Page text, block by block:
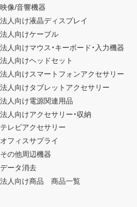
映像/音響機器
法人向け液晶ディスプレイ
法人向けケーブル
法人向けマウス・キーボード・入力機器
法人向けヘッドセット
法人向けスマートフォンアクセサリー
法人向けタブレットアクセサリー
法人向け電源関連用品
法人向けアクセサリー・収納
テレビアクセサリー
オフィスサプライ
その他周辺機器
データ消去
法人向け商品 商品一覧